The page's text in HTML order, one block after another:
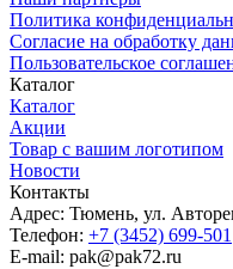
Политика
Согласие на обработку
Пользовательское
Каталог
Каталог
Акции
Товар с вашим логотипом
Новости
Контакты
Адрес: Тюмень, ул.
Телефон: +7 (3452) 699-501
E-mail: pak@pak72.ru